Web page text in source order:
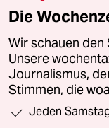
Die
Wir schauen den
Unsere
Journalismus,
Stimmen, die
Jeden